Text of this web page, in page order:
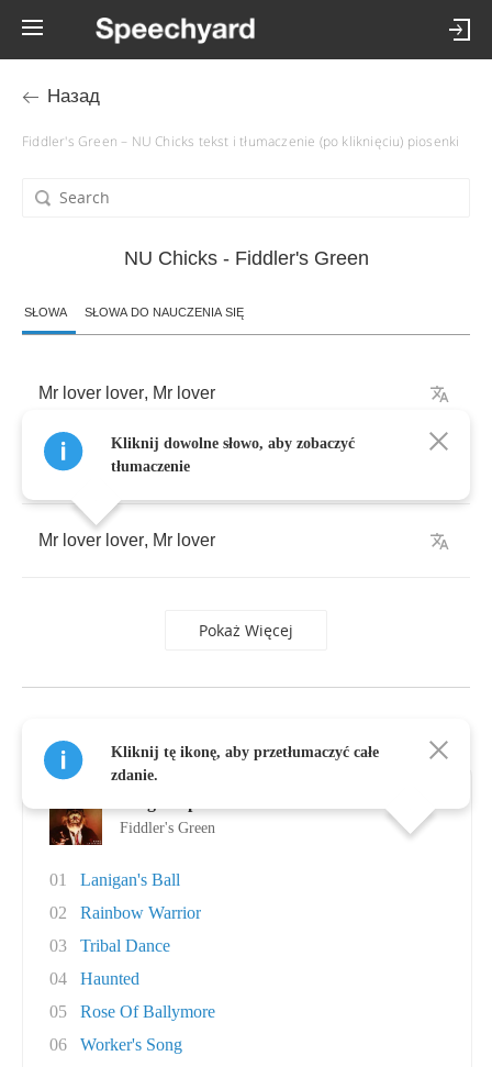
Назад
Fiddler's Green – NU Chicks tekst i tłumaczenie (po kliknięciu) piosenki
NU Chicks - Fiddler's Green
SŁOWA SŁOWA DO NAUCZENIA SIĘ
Mr lover lover, Mr lover
Mr lover lover,come
Mr lover lover, Mr lover
Pokaż Więcej
Kliknij dowolne słowo, aby zobaczyć
tłumaczenie
Kliknij tę ikonę, aby przetłumaczyć całe
zdanie.
Fiddler's Green
01
Lanigan's Ball
02
Rainbow Warrior
03
Tribal Dance
04
Haunted
05
Rose Of Ballymore
06
Worker's Song